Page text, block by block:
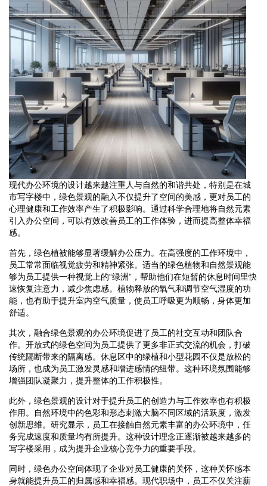
现代办公环境的设计越来越注重人与自然的和谐共处，特别是在城
市写字楼中，绿色景观的融入不仅提升了空间的美感，更对员工的
心理健康和工作效率产生了积极影响。通过科学合理地将自然元素
引入办公空间，可以有效改善员工的工作体验，进而提高整体幸福
感。
首先，绿色植被能够显著缓解办公压力。在高强度的工作环境中，
员工常常面临视觉疲劳和精神紧张。适当的绿色植物和自然景观能
够为员工提供一种视觉上的“绿洲”，帮助他们在短暂的休息时间里快
速恢复注意力，减少焦虑感。植物释放的氧气和调节空气湿度的功
能，也有助于提升室内空气质量，使员工呼吸更为顺畅，身体更加
舒适。
其次，融合绿色景观的办公环境促进了员工的社交互动和团队合
作。开放式的绿色空间为员工提供了更多非正式交流的机会，打破
传统隔断带来的隔离感。休息区中的绿植和小型花园不仅是放松的
场所，也成为员工激发灵感和增进感情的纽带。这种环境氛围能够
增强团队凝聚力，提升整体的工作积极性。
此外，绿色景观的设计对于提升员工的创造力与工作效率也有积极
作用。自然环境中的色彩和形态刺激大脑不同区域的活跃度，激发
创新思维。研究显示，员工在接触自然元素丰富的办公环境中，任
务完成速度和质量均有所提升。这种设计理念正逐渐被越来越多的
写字楼采用，成为提升企业核心竞争力的重要手段。
同时，绿色办公空间体现了企业对员工健康的关怀，这种关怀感本
身就能提升员工的归属感和幸福感。现代职场中，员工不仅关注薪